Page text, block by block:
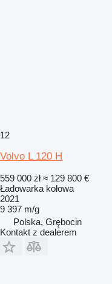
12
Volvo L 120 H
559 000 zł ≈ 129 800 €
Ładowarka kołowa
2021
9 397 m/g
Polska, Grębocin
Kontakt z dealerem